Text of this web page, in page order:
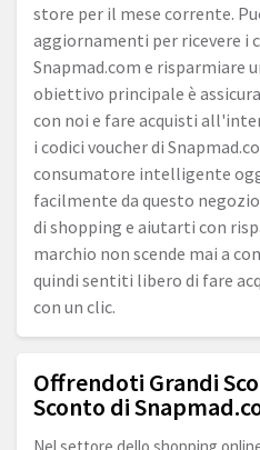
store per il mese corrente.
aggiornamenti per ricevere i
Snapmad.com e risparmiare
obiettivo principale è
con noi e fare acquisti
i codici voucher di
consumatore intelligente
facilmente da questo
di shopping e aiutarti con
marchio non scende mai a
quindi sentiti libero di fare
con un clic.
Offrendoti Grandi
Sconto di